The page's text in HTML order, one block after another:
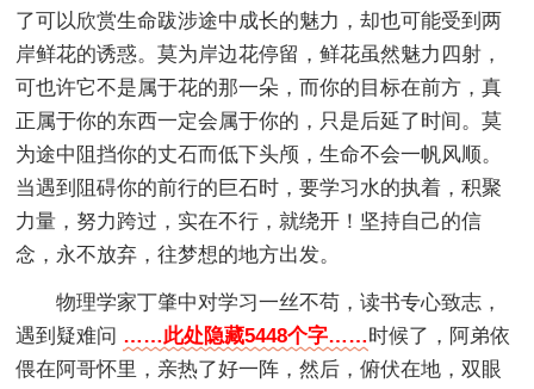
了可以欣赏生命跋涉途中成长的魅力，却也可能受到两
岸鲜花的诱惑。莫为岸边花停留，鲜花虽然魅力四射，
可也许它不是属于花的那一朵，而你的目标在前方，真
正属于你的东西一定会属于你的，只是后延了时间。莫
为途中阻挡你的丈石而低下头颅，生命不会一帆风顺。
当遇到阻碍你的前行的巨石时，要学习水的执着，积聚
力量，努力跨过，实在不行，就绕开！坚持自己的信
念，永不放弃，往梦想的地方出发。
物理学家丁肇中对学习一丝不苟，读书专心致志，
遇到疑难问 ……此处隐藏5448个字……时候了，阿弟依
偎在阿哥怀里，亲热了好一阵，然后，俯伏在地，双眼